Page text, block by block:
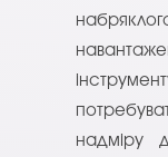
надміру